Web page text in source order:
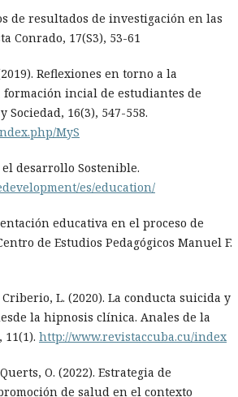
de resultados de investigación en las
Conrado, 17(S3), 53-61
Reflexiones en torno a la
incial de estudiantes de
Sociedad, 16(3), 547-558.
MyS
el desarrollo Sostenible.
es/education/
educativa en el proceso de
de Estudios Pedagógicos Manuel F.
Criberio, L. (2020). La conducta suicida y
la hipnosis clínica. Anales de la
11(1). http://www.revistaccuba.cu/index
O. (2022). Estrategia de
de salud en el contexto